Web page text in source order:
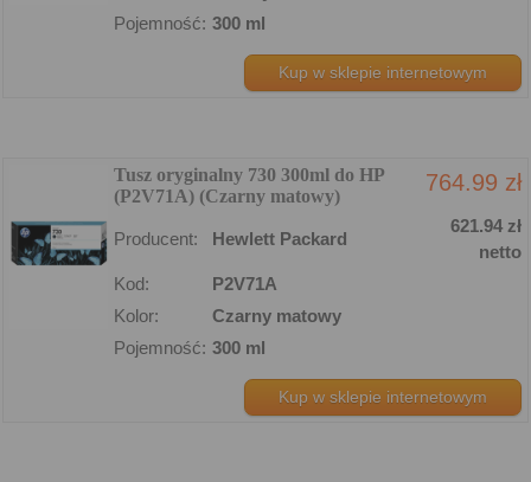
Pojemność: 300 ml
Kup w sklepie internetowym
Tusz oryginalny 730 300ml do HP
(P2V71A) (Czarny matowy)
764.99 zł
Producent: Hewlett Packard
621.94 zł
netto
Kod:
P2V71A
Kolor:
Czarny matowy
Pojemność: 300 ml
Kup w sklepie internetowym